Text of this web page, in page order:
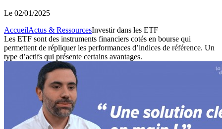
Le 02/01/2025
AccueilActus & RessourcesInvestir dans les ETF
Les ETF sont des instruments financiers cotés en bourse qui
permettent de répliquer les performances d’indices de référence. Un
type d’actifs qui présente certains avantages.